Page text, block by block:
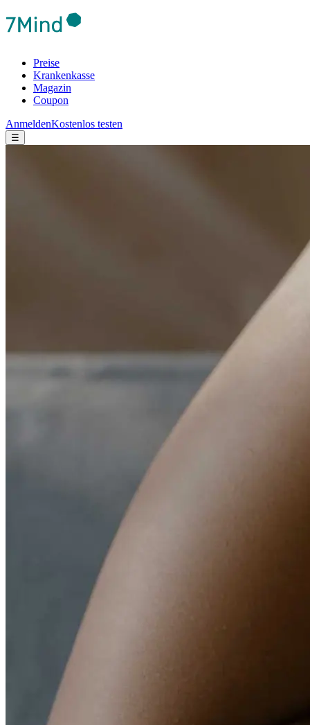
Preise
Krankenkasse
Magazin
Coupon
AnmeldenKostenlos testen
☰